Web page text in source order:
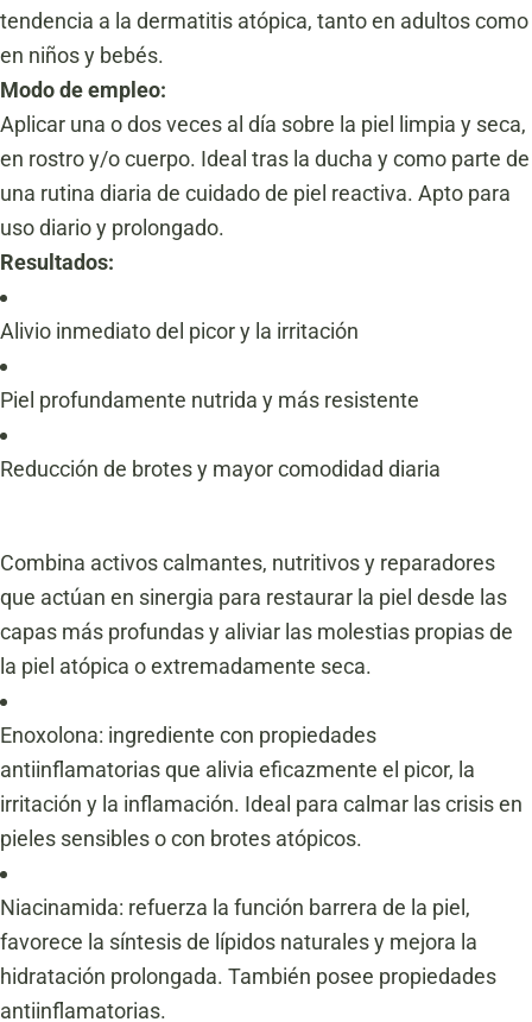
tendencia a la dermatitis atópica, tanto en adultos como
en niños y bebés.
Modo de empleo:
Aplicar una o dos veces al día sobre la piel limpia y seca,
en rostro y/o cuerpo. Ideal tras la ducha y como parte de
una rutina diaria de cuidado de piel reactiva. Apto para
uso diario y prolongado.
Resultados:
Alivio inmediato del picor y la irritación
Piel profundamente nutrida y más resistente
Reducción de brotes y mayor comodidad diaria
Combina activos calmantes, nutritivos y reparadores
que actúan en sinergia para restaurar la piel desde las
capas más profundas y aliviar las molestias propias de
la piel atópica o extremadamente seca.
Enoxolona: ingrediente con propiedades
antiinflamatorias que alivia eficazmente el picor, la
irritación y la inflamación. Ideal para calmar las crisis en
pieles sensibles o con brotes atópicos.
Niacinamida: refuerza la función barrera de la piel,
favorece la síntesis de lípidos naturales y mejora la
hidratación prolongada. También posee propiedades
antiinflamatorias.